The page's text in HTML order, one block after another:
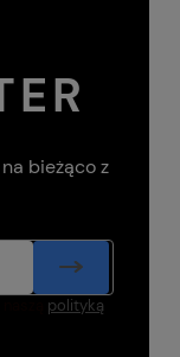
bieżąco z
polityką